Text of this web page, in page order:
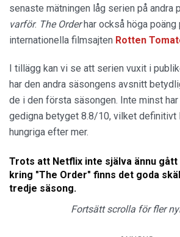
senaste mätningen låg serien på andra
varför. The Orderhar också höga poäng
internationella filmsajten Rotten
I tillägg kan vi se att serien vuxit i
har den andra säsongens avsnitt
de i den första säsongen. Inte minst
gedigna betyget 8.8/10, vilket definitivt
hungriga efter mer.
Trots att Netflix inte själva ännu gått
kring "The Order" finns det goda
tredje säsong.
Fortsätt scrolla för fler